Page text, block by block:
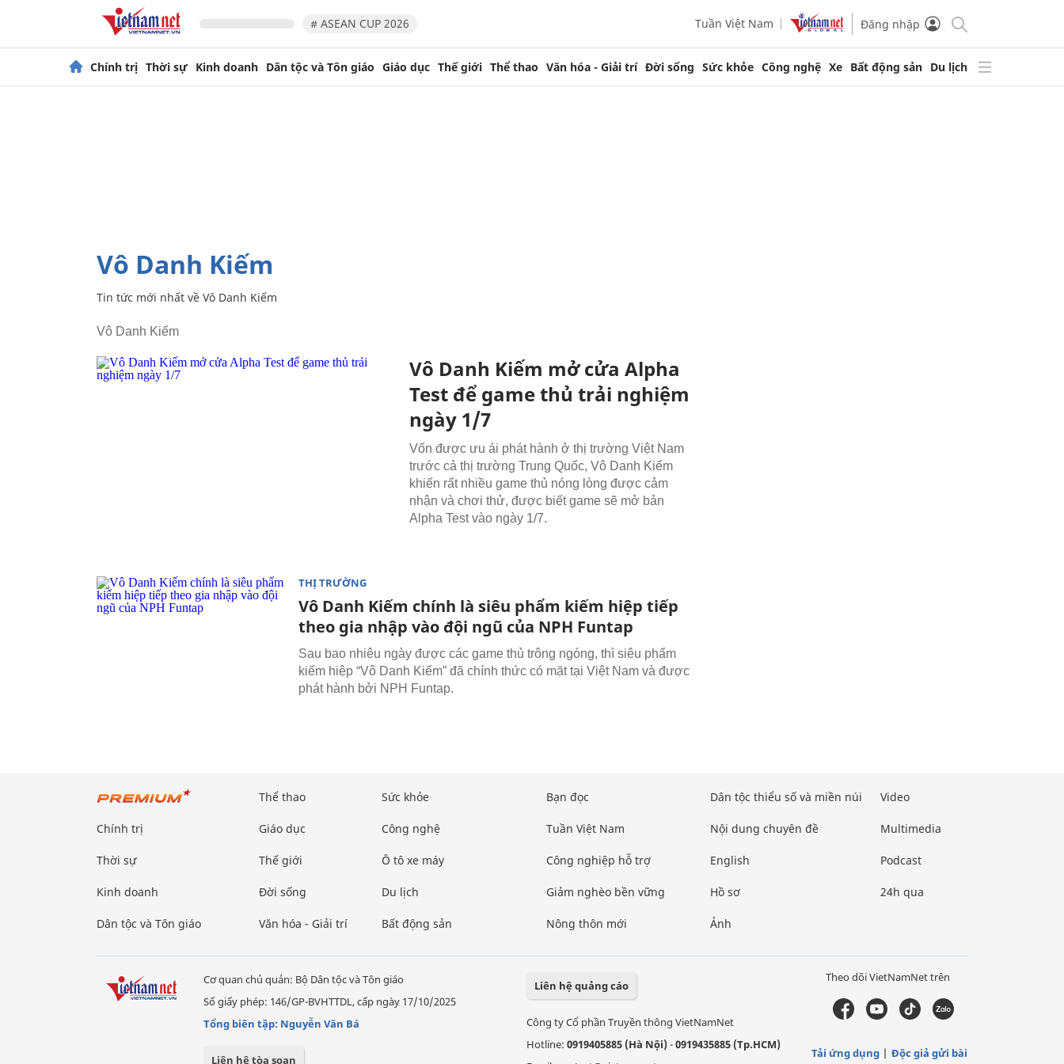
# ASEAN CUP 2026 Tuần Việt Nam Đăng nhập
Chính trị Thời sự Kinh doanh Dân tộc và Tôn giáo Giáo dục Thế giới Thể thao Văn hóa - Giải trí Đời sống Sức khỏe Công nghệ Xe Bất động sản Du lịch
Vô Danh Kiếm
Tin tức mới nhất về Vô Danh Kiếm
Vô Danh Kiếm
Vô Danh Kiếm mở cửa Alpha
Test để game thủ trải nghiệm
ngày 1/7
Vốn được ưu ái phát hành ở thị trường Việt Nam
trước cả thị trường Trung Quốc, Vô Danh Kiếm
khiến rất nhiều game thủ nóng lòng được cảm
nhận và chơi thử, được biết game sẽ mở bản
Alpha Test vào ngày 1/7.
THỊ TRƯỜNG
Vô Danh Kiếm chính là siêu phẩm kiếm hiệp tiếp
theo gia nhập vào đội ngũ của NPH Funtap
Sau bao nhiêu ngày được các game thủ trông ngóng, thì siêu phẩm
kiếm hiệp “Vô Danh Kiếm” đã chính thức có mặt tại Việt Nam và được
phát hành bởi NPH Funtap.
Chính trị
Thời sự
Kinh doanh
Dân tộc và Tôn giáo
Thể thao
Giáo dục
Thế giới
Đời sống
Văn hóa - Giải trí
Sức khỏe
Công nghệ
Ô tô xe máy
Du lịch
Bất động sản
Bạn đọc
Tuần Việt Nam
Công nghiệp hỗ trợ
Giảm nghèo bền vững
Nông thôn mới
Dân tộc thiểu số và miền núi
Nội dung chuyên đề
English
Hồ sơ
Ảnh
Video
Multimedia
Podcast
24h qua
Cơ quan chủ quản: Bộ Dân tộc và Tôn giáo
Số giấy phép: 146/GP-BVHTTDL, cấp ngày 17/10/2025
Tổng biên tập: Nguyễn Văn Bá
Liên hệ tòa soạn
Liên hệ quảng cáo
Công ty Cổ phần Truyền thông VietNamNet
Hotline: 0919405885 (Hà Nội)-0919435885 (Tp.HCM)
Theo dõi VietNamNet trên
Tải ứng dụng Độc giả gửi bài